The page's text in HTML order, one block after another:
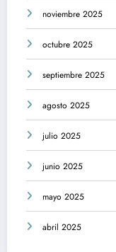
noviembre 2025
octubre 2025
septiembre 2025
agosto 2025
julio 2025
junio 2025
mayo 2025
abril 2025